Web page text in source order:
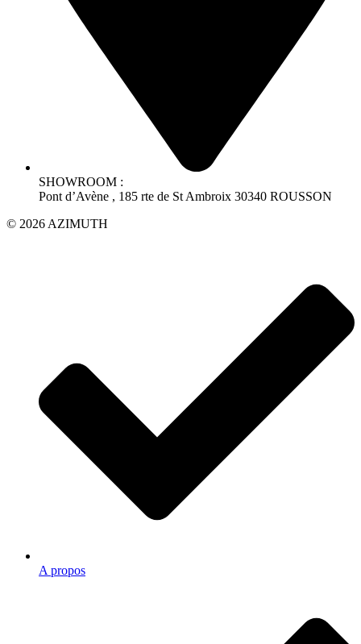
SHOWROOM :
Pont d’Avène , 185 rte de St Ambroix 30340 ROUSSON
© 2026 AZIMUTH
A propos